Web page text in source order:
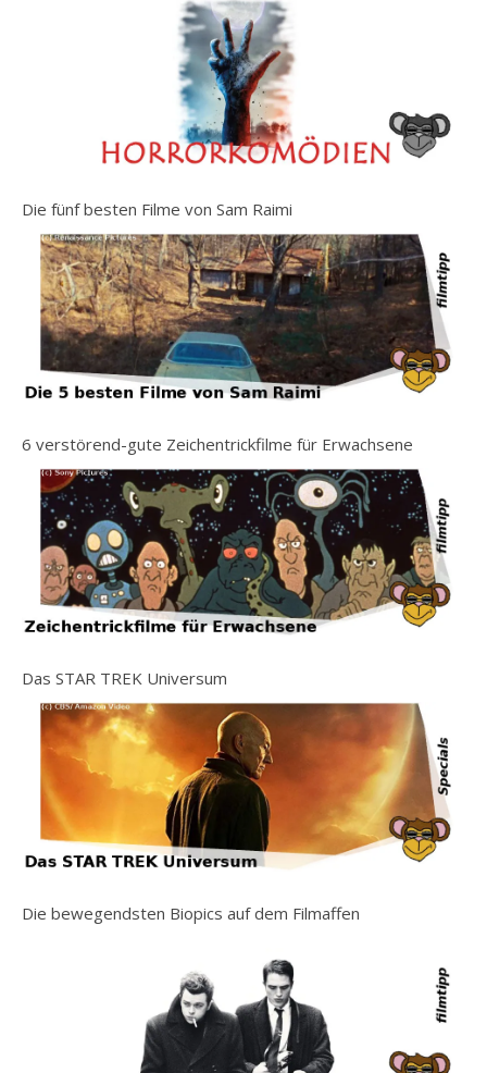
Die fünf besten Filme von Sam Raimi
6 verstörend-gute Zeichentrickfilme für Erwachsene
Das STAR TREK Universum
Die bewegendsten Biopics auf dem Filmaffen